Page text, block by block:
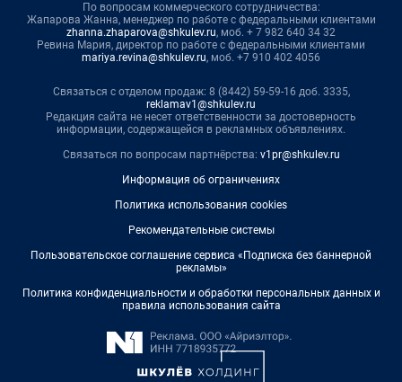
По вопросам коммерческого сотрудничества:
Жапарова Жанна, менеджер по работе с федеральными клиентами
zhanna.zhaparova@shkulev.ru, моб. + 7 982 640 34 32
Ревина Мария, директор по работе с федеральными клиентами
mariya.revina@shkulev.ru, моб. +7 910 402 4056
Связаться с отделом продаж: 8 (8442) 59-59-16 доб. 3335,
reklamav1@shkulev.ru
Редакция сайта не несет ответственности за достоверность
информации, содержащейся в рекламных объявлениях.
Связаться по вопросам партнёрства: v1pr@shkulev.ru
Информация об ограничениях
Политика использования cookies
Рекомендательные системы
Пользовательское соглашение сервиса «Подписка без баннерной
рекламы»
Политика конфиденциальности и обработки персональных данных и
правила использования сайта